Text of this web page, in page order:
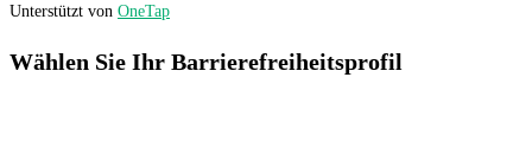
Unterstützt von OneTap
Wählen Sie Ihr Barrierefreiheitsprofil